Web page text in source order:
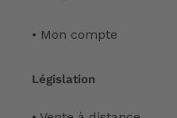
• Mon compte
Législation